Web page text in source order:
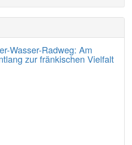
Wasser-Radweg: Am
zur fränkischen Vielfalt